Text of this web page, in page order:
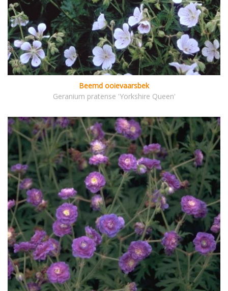
Beemd ooievaarsbek
Geranium pratense 'Yorkshire Queen'